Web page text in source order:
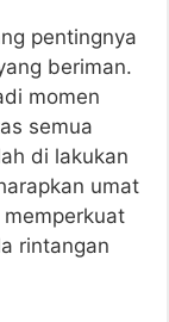
pentingnya
beriman.
momen
semua
di lakukan
umat
rintangan